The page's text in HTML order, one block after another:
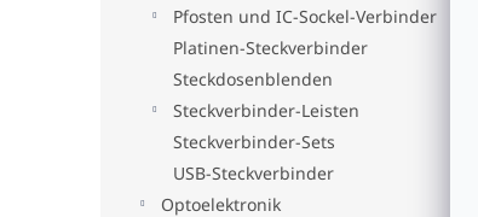
Pfosten und IC-Sockel-Verbinder
Platinen-Steckverbinder
Steckdosenblenden
Steckverbinder-Leisten
Steckverbinder-Sets
USB-Steckverbinder
Optoelektronik